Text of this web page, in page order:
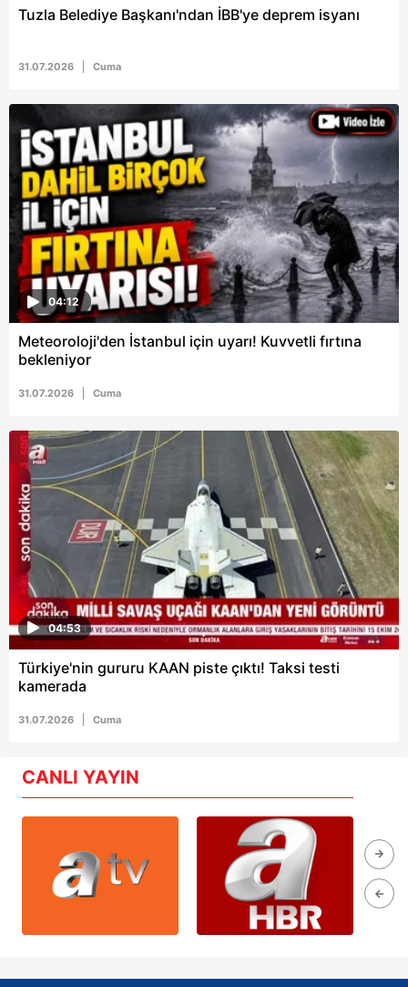
Tuzla Belediye Başkanı'ndan İBB'ye deprem isyanı
31.07.2026 Cuma
04:12
Meteoroloji'den İstanbul için uyarı! Kuvvetli fırtına
bekleniyor
31.07.2026 Cuma
04:53
Türkiye'nin gururu KAAN piste çıktı! Taksi testi
kamerada
31.07.2026 Cuma
CANLI YAYIN